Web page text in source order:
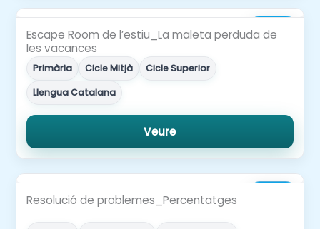
2,00€
Escape Room de l’estiu_La maleta perduda de
les vacances
Primària Cicle Mitjà
Cicle Superior
Llengua Catalana
Veure
Resolució de problemes_Percentatges